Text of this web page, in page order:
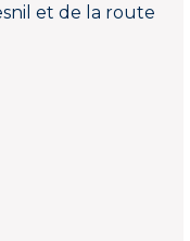
et de la route